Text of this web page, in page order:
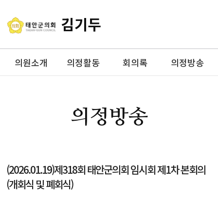
김기두
의원소개 의정활동 회의록 의정방송
의정방송
(2026.01.19)제318회 태안군의회 임시회 제1차 본회의
(개회식 및 폐회식)